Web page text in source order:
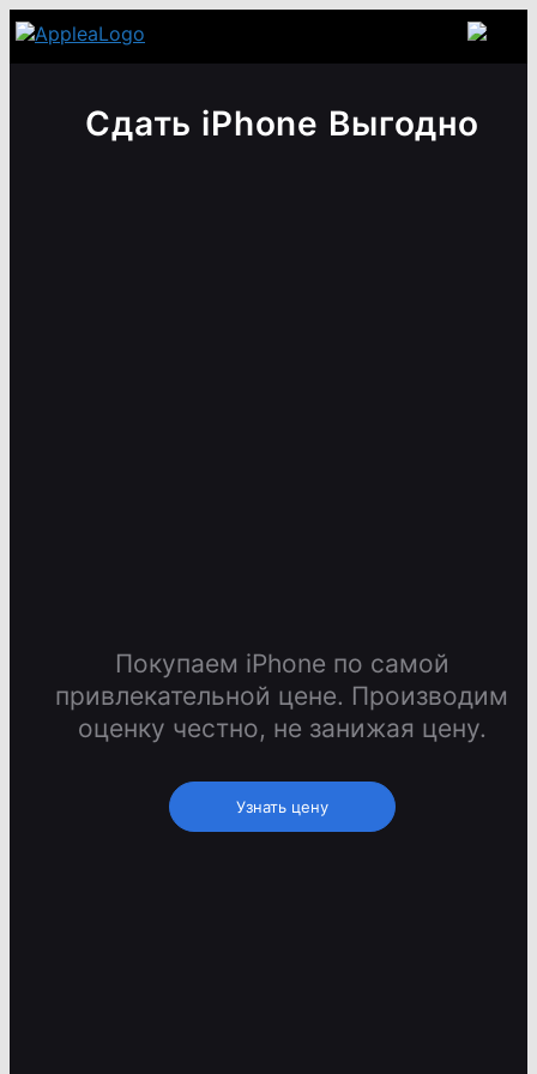
Сдать iPhone Выгодно
Покупаем iPhone по самой
привлекательной цене. Производим
оценку честно, не занижая цену.
Узнать цену